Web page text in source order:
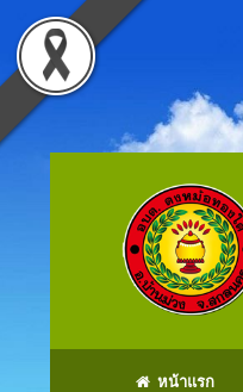
หน้าแรก